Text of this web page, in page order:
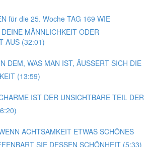
für die 25. Woche TAG 169 WIE
MÄNNLICHKEIT ODER
AUS (32:01)
DEM, WAS MAN IST, ÄUSSERT SICH DIE
(13:59)
IST DER UNSICHTBARE TEIL DER
ACHTSAMKEIT ETWAS SCHÖNES
SIE DESSEN SCHÖNHEIT (5:33)